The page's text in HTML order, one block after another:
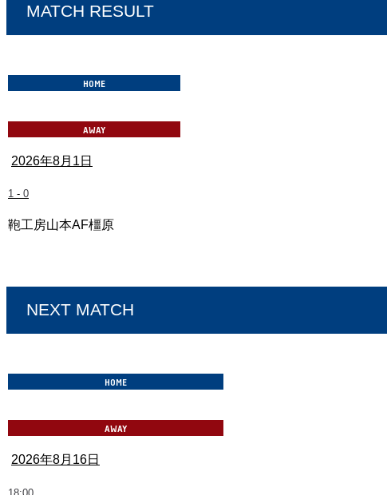
MATCH RESULT
2026年8月1日
1 - 0
鞄工房山本AF橿原
NEXT MATCH
2026年8月16日